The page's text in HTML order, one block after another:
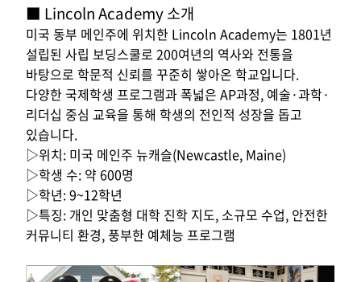
■ Lincoln Academy소개
미국 동부 메인주에 위치한 Lincoln Academy는 1801년
설립된 사립 보딩스쿨로200여년의 역사와 전통을
바탕으로 학문적 신뢰를 꾸준히 쌓아온 학교입니다.
다양한 국제학생 프로그램과 폭넓은AP과정, 예술·과학·
리더십 중심 교육을 통해 학생의 전인적 성장을 돕고
있습니다.
▷위치: 미국 메인주 뉴캐슬(Newcastle, Maine)
▷학생 수: 약 600명
▷학년: 9~12학년
▷특징: 개인 맞춤형 대학 진학 지도, 소규모 수업, 안전한
커뮤니티 환경,풍부한 예체능 프로그램